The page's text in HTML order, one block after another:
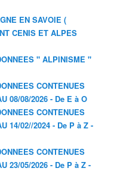
EN SAVOIE (
CENIS ET ALPES
" ALPINISME "
CONTENUES
08/08/2026 - De E à O
CONTENUES
14/02//2024 - De P à Z -
CONTENUES
23/05/2026 - De P à Z -